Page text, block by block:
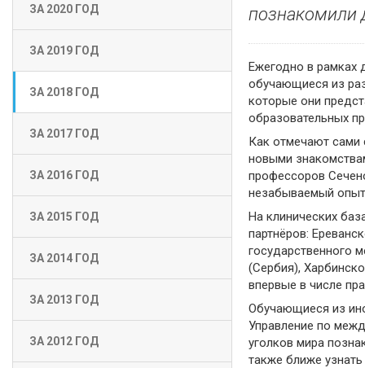
ЗА 2020 ГОД
ЗА 2019 ГОД
ЗА 2018 ГОД
ЗА 2017 ГОД
ЗА 2016 ГОД
ЗА 2015 ГОД
ЗА 2014 ГОД
ЗА 2013 ГОД
ЗА 2012 ГОД
познакомили
Ежегодно в рамках
обучающиеся из
которые они
образовательных
Как отмечают сами
новыми
профессоров
незабываемый
На клинических
партнёров:
государственного
(Сербия),
впервые в числе
Обучающиеся из
Управление по
уголков мира
также ближе узнать